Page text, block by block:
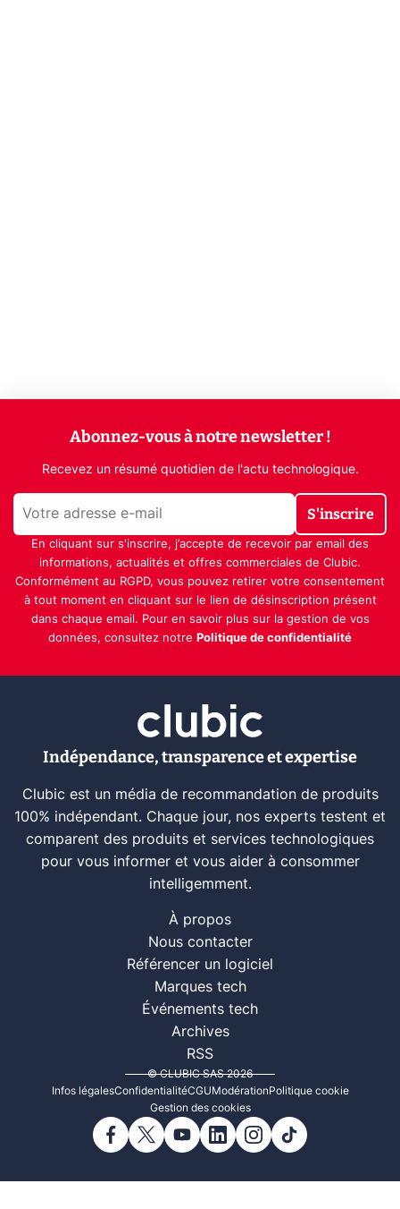
Abonnez-vous à notre newsletter !
Recevez un résumé quotidien de l'actu technologique.
S'inscrire
En cliquant sur s'inscrire, j’accepte de recevoir par email des
informations, actualités et offres commerciales de Clubic.
Conformément au RGPD, vous pouvez retirer votre consentement
à tout moment en cliquant sur le lien de désinscription présent
dans chaque email. Pour en savoir plus sur la gestion de vos
données, consultez notre Politique de confidentialité
Indépendance, transparence et expertise
Clubic est un média de recommandation de produits
100% indépendant. Chaque jour, nos experts testent et
comparent des produits et services technologiques
pour vous informer et vous aider à consommer
intelligemment.
À propos
Nous contacter
Référencer un logiciel
Marques tech
Événements tech
Archives
RSS
© CLUBIC SAS 2026
Infos légalesConfidentialitéCGUModérationPolitique cookie
Gestion des cookies